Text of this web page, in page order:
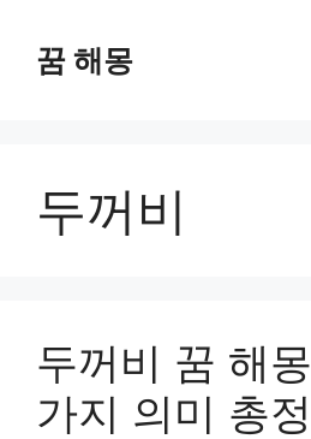
꿈 해몽
두꺼비
두꺼비 꿈 해
가지 의미 총